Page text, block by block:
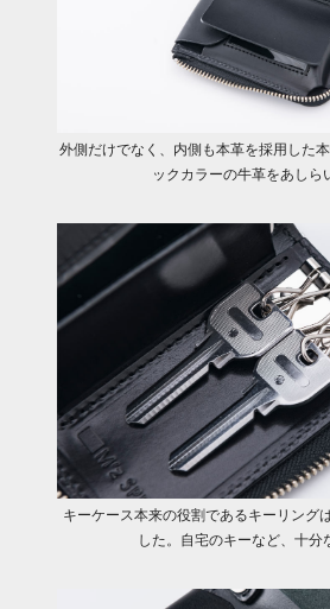
外側だけでなく、内側も本革を採用した
ックカラーの牛革をあしら
キーケース本来の役割であるキーリング
した。自宅のキーなど、十分